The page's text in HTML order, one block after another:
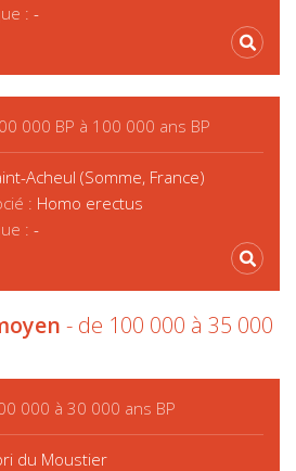
: -
000 BP à 100 000 ans BP
Acheul (Somme, France)
: Homo erectus
: -
- de 100 000 à 35 000
000 à 30 000 ans BP
du Moustier